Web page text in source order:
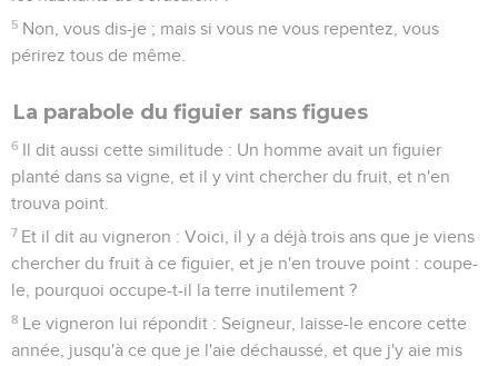
5 Non, vous dis-je ; mais si vous ne vous repentez, vous
périrez tous de même.
La parabole du figuier sans figues
6 Il dit aussi cette similitude : Un homme avait un figuier
planté dans sa vigne, et il y vint chercher du fruit, et n'en
trouva point.
7 Et il dit au vigneron : Voici, il y a déjà trois ans que je viens
chercher du fruit à ce figuier, et je n'en trouve point : coupe-
le, pourquoi occupe-t-il la terre inutilement ?
8 Le vigneron lui répondit : Seigneur, laisse-le encore cette
année, jusqu'à ce que je l'aie déchaussé, et que j'y aie mis